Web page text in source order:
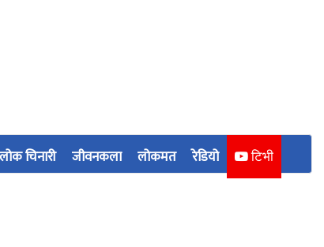
लोक चिनारी जीवनकला लोकमत रेडियो टिभी